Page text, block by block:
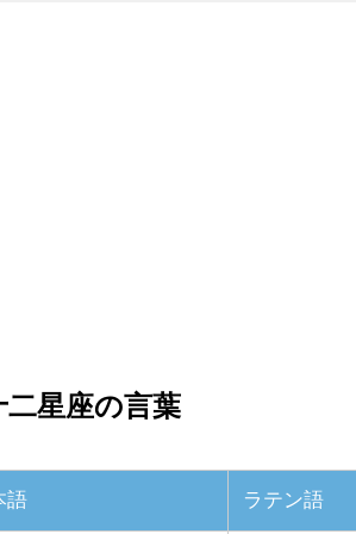
二星座の言葉
語 ラテン語